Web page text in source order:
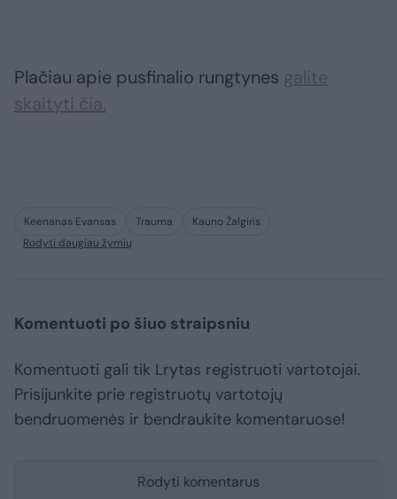
Plačiau apie pusfinalio rungtynes galite
skaityti čia.
Keenanas Evansas Trauma
Kauno Žalgiris
Rodyti daugiau žymių
Komentuoti po šiuo straipsniu
Komentuoti gali tik Lrytas registruoti vartotojai.
Prisijunkite prie registruotų vartotojų
bendruomenės ir bendraukite komentaruose!
Rodyti komentarus